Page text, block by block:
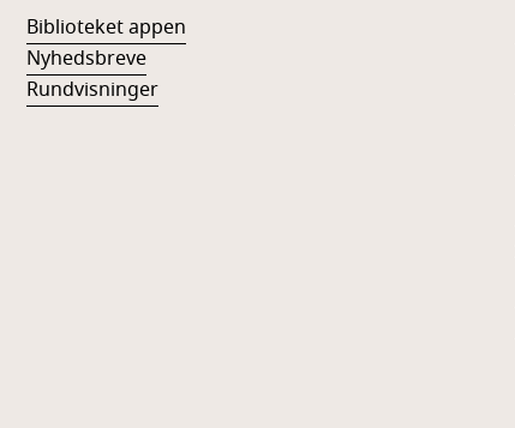
Biblioteket appen
Nyhedsbreve
Rundvisninger